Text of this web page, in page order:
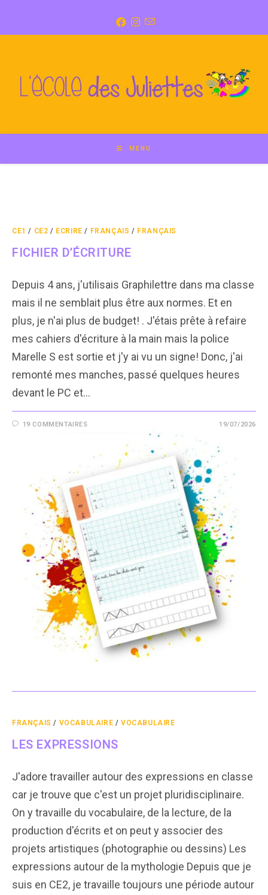
content
MENU
CE1 / CE2 / ECRIRE / FRANÇAIS / FRANÇAIS
FICHIER D’ÉCRITURE
Depuis 4 ans, j'utilisais Graphilettre dans ma classe
mais il ne semblait plus être aux normes. Et en
plus, je n'ai plus de budget! . J'étais prête à refaire
mes cahiers d'écriture à la main mais la police
Marelle S est sortie et j'y ai vu un signe! Donc, j'ai
remonté mes manches, passé quelques heures
devant le PC et…
19 COMMENTAIRES 19/07/2026
FRANÇAIS / VOCABULAIRE /VOCABULAIRE
LES EXPRESSIONS
J'adore travailler autour des expressions en classe
car je trouve que c'est un projet pluridisciplinaire.
On y travaille du vocabulaire, de la lecture, de la
production d'écrits et on peut y associer des
projets artistiques (photographie ou dessins) Les
expressions autour de la mythologie Depuis que je
suis en CE2, je travaille toujours une période autour